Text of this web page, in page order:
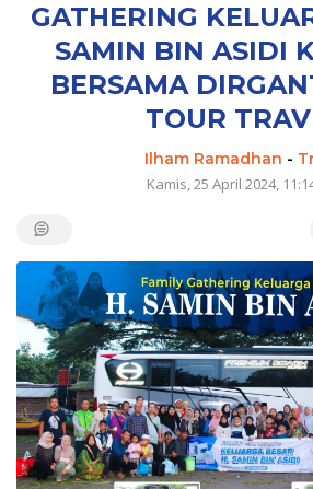
GATHERING
SAMIN BIN ASIDI
BERSAMA
TOUR
Ilham Ramadhan -
Kamis, 25 April 2024,